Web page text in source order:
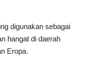
digunakan sebagai
hangat di daerah
Eropa.